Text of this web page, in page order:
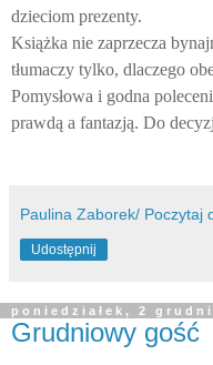
dzieciom prezenty.
Książka nie zaprzecza
tłumaczy tylko, dlaczego
Pomysłowa i godna
prawdą a fantazją. Do
Paulina Zaborek/ Poczytaj
Udostępnij
poniedziałek, 2
Grudniowy gość